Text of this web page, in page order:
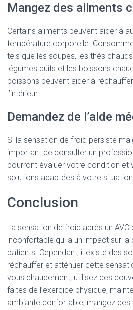
Mangez des aliments
Certains aliments peuvent aider à
température corporelle.
tels que les soupes, les thés
légumes cuits et les boissons
boissons peuvent aider à
l’intérieur.
Demandez de l’aide
Si la sensation de froid persiste
important de consulter un
pourront évaluer votre condition et
solutions adaptées à votre
Conclusion
La sensation de froid après un
inconfortable qui a un impact sur la
patients. Cependant, il existe des
réchauffer et atténuer cette
vous chaudement, utilisez des
faites de l’exercice physique,
ambiante confortable, mangez